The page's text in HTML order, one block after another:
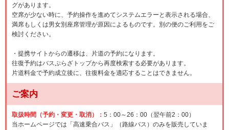
グがあります。
空席が少ない時に、予約操作を進めてシステムエラーと表示される場合、
満席もしくは男女別座席管理が原因によるものです。別の便のご利用をご
検討ください。
・提携サイトからの遷移は、片道の予約になります。
往復予約はバスぷらざトップから再度検索する必要があります。
片道料金で予約成立後に、往復料金を適応することはできません。
ご案内
取扱時間（予約・変更・取消）： 5：00～26：00（翌午前2：00）
当ホームページでは「高速乗合バス」（路線バス）のみを販売していま